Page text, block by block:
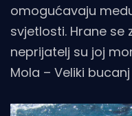
omogućavaju
svjetlosti. Hrane
neprijatelj su joj
Mola – Veliki